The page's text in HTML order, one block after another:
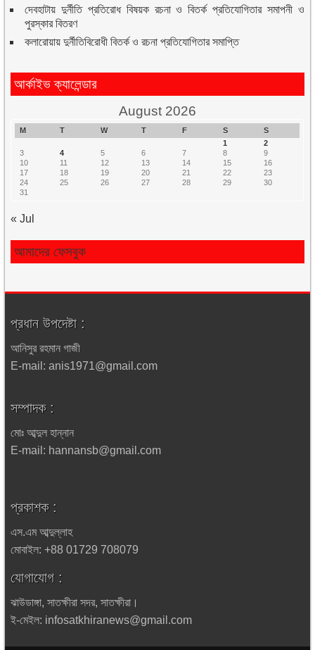
দেবহাটায় দুর্নীতি প্রতিরোধ বিষয়ক রচনা ও বিতর্ক প্রতিযোগিতার সমাপনী ও
পুরস্কার বিতরণ
কলারোয়ায় দুর্নীতিবিরোধী বিতর্ক ও রচনা প্রতিযোগিতার সমাপ্তি
আর্কাইভ ক্যালেন্ডার
August 2026
M T W T F S
S
1
2
3
4 5 6 7 8
9
10
11 12 13 14 15
16
17
18 19 20 21 22
23
24
25 26 27 28 29
30
31
« Jul
আমাদের ফেসবুক
প্রধান উপদেষ্টা :
আনিসুর রহমান গাজী
E-mail: anis1971@gmail.com
সম্পাদক :
মোঃ আব্দুল হান্নান
E-mail: hannansb@gmail.com
প্রকাশক :
এস.এম আব্দুল্লাহ
মোবাইল: +88 01729 708079
যোগাযোগ :
ঝাউডাঙ্গা, সাতক্ষীরা সদর, সাতক্ষীরা।
ই-মেইল: infosatkhiranews@gmail.com